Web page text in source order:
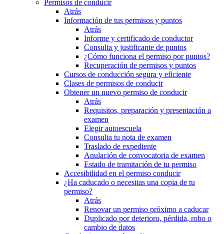
Permisos de conducir
Atrás
Información de tus permisos y puntos
Atrás
Informe y certificado de conductor
Consulta y justificante de puntos
¿Cómo funciona el permiso por puntos?
Recuperación de permisos y puntos
Cursos de conducción segura y eficiente
Clases de permisos de conducir
Obtener un nuevo permiso de conducir
Atrás
Requisitos, preparación y presentación a
examen
Elegir autoescuela
Consulta tu nota de examen
Traslado de expediente
Anulación de convocatoria de examen
Estado de tramitación de tu permiso
Accesibilidad en el permiso conducir
¿Ha caducado o necesitas una copia de tu
permiso?
Atrás
Renovar un permiso próximo a caducar
Duplicado por deterioro, pérdida, robo o
cambio de datos